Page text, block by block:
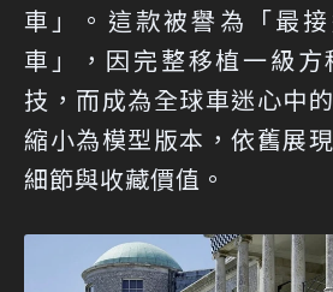
車」。這款被譽為「最
車」，因完整移植一級方
技，而成為全球車迷心中
縮小為模型版本，依舊展
細節與收藏價值。